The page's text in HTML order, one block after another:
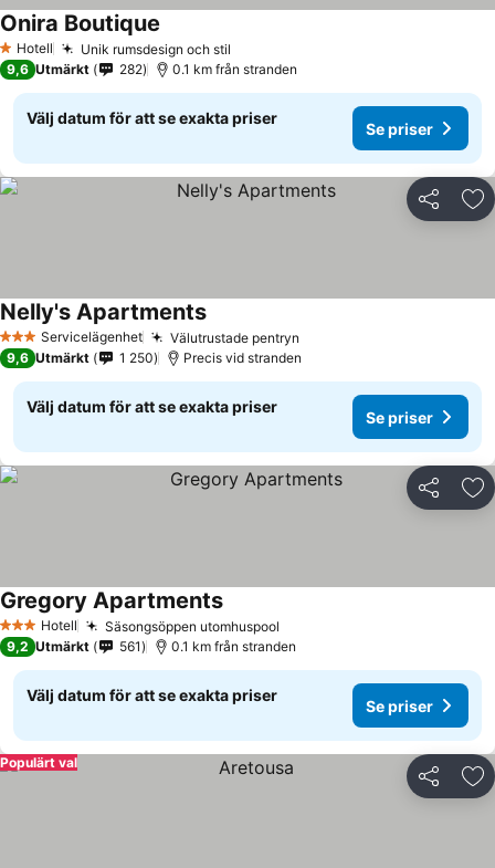
1 Stjärnor
Hotell Unik rumsdesign och stil
Onira Boutique
9,6 Utmärkt 282 0.1 km från stranden
Välj datum för att se exakta priser
Se priser
Dela
3 StjärnorServicelägenhet Välutrustade pentryn
Nelly's ApartmentsSe priser
9,6 Utmärkt 1 250 Precis vid stranden
Välj datum för att se exakta priser
Se priser
Dela
3 StjärnorHotell Säsongsöppen utomhuspool
Gregory ApartmentsSe priser
9,2 Utmärkt 561 0.1 km från stranden
Välj datum för att se exakta priser
Se priser
Dela
Populärt val